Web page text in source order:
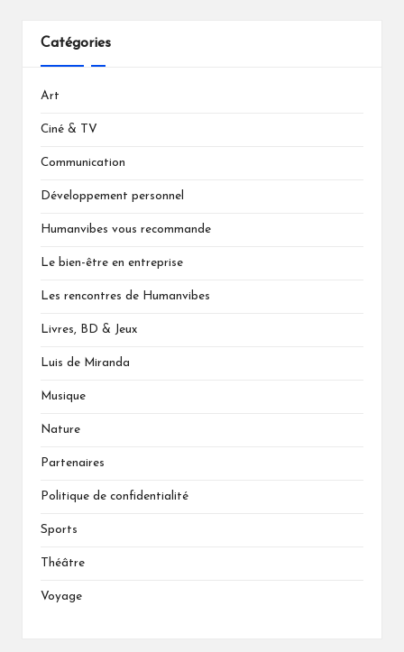
Catégories
Art
Ciné & TV
Communication
Développement personnel
Humanvibes vous recommande
Le bien-être en entreprise
Les rencontres de Humanvibes
Livres, BD & Jeux
Luis de Miranda
Musique
Nature
Partenaires
Politique de confidentialité
Sports
Théâtre
Voyage